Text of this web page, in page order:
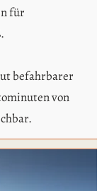
für
befahrbarer
von